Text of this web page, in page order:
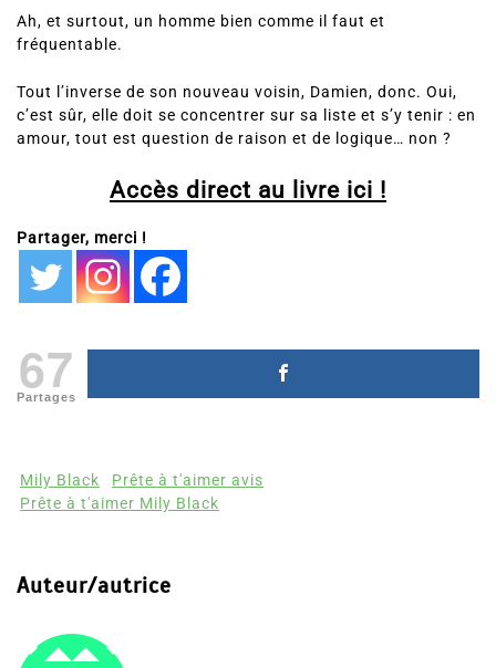
Ah, et surtout, un homme bien comme il faut et
fréquentable.
Tout l’inverse de son nouveau voisin, Damien, donc. Oui,
c’est sûr, elle doit se concentrer sur sa liste et s’y tenir : en
amour, tout est question de raison et de logique… non ?
Accès direct au livre ici !
Partager, merci !
67
Partages
Mily Black
Prête à t'aimer avis
Prête à t'aimer Mily Black
Auteur/autrice